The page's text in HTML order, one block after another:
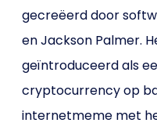
gecreëerd door
en Jackson Palmer.
geïntroduceerd als
cryptocurrency op
internetmeme met